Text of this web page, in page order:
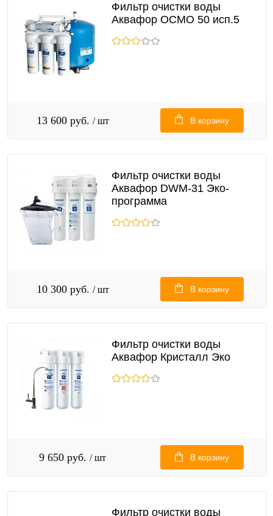
Фильтр очистки воды
Аквафор ОСМО 50 исп.5
13 600 руб. / шт В корзину
Фильтр очистки воды
Аквафор DWM-31 Эко-
программа
10 300 руб. / шт В корзину
Фильтр очистки воды
Аквафор Кристалл Эко
9 650 руб. / шт В корзину
Фильтр очистки воды